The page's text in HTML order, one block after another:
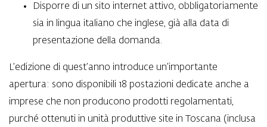
Disporre di un sito internet attivo, obbligatoriamente
sia in lingua italiano che inglese, già alla data di
presentazione della domanda.
L’edizione di quest’anno introduce un’importante
apertura: sono disponibili 18 postazioni dedicate anche a
imprese che non producono prodotti regolamentati,
purché ottenuti in unità produttive site in Toscana (inclusa